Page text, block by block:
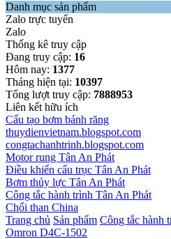
Danh mục sản phẩm
Zalo trực tuyến
Zalo
Thống kê truy cập
Đang truy cập: 16
Hôm nay: 1377
Tháng hiện tại: 10397
Tổng lượt truy cập: 7888953
Liên kết hữu ích
Cấu tạo bơm bánh răng
thuydienvietnam.blogspot.com
congtachanhtrinh.blogspot.com
Motor rung Tân An Phát
Điều khiển cẩu trục Tân An Phát
Bơm thủy lực Tân An Phát
Công tắc hành trình Tân An Phát
Chổi than China
Trang chủ Sản phẩm Công tắc hành
Omron D4C-1502